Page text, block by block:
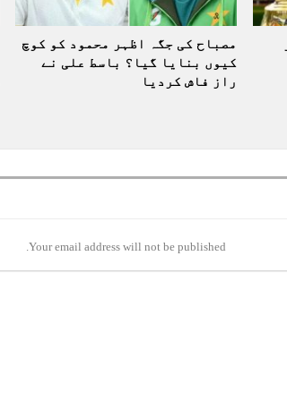
مصباح کی جگہ اظہر محمود کو کوچ
کیوں بنایا گیا؟ باسط علی نے
راز فاش کردیا
Your email address will not be published.